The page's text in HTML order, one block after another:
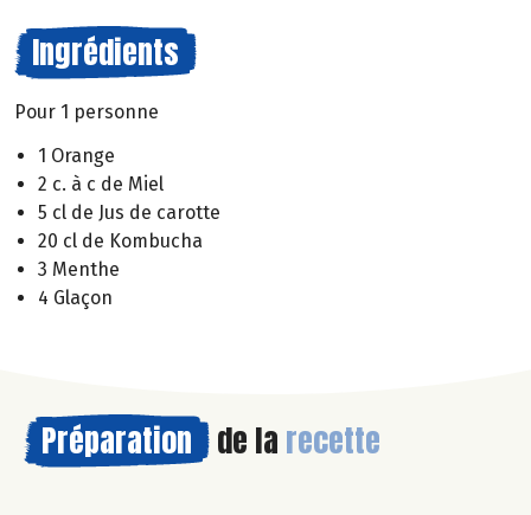
Ingrédients
Pour 1 personne
1 Orange
2 c. à c de Miel
5 cl de Jus de carotte
20 cl de Kombucha
3 Menthe
4 Glaçon
Préparation de la recette